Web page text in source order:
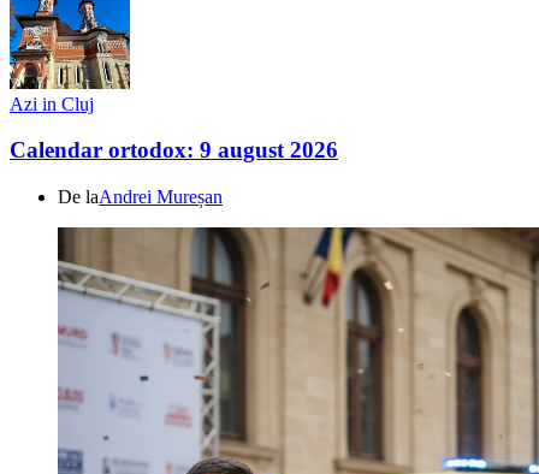
Azi in Cluj
Calendar ortodox: 9 august 2026
De laAndrei Mureșan